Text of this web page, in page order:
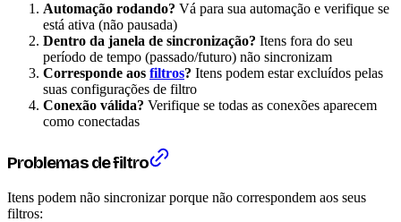
Automação rodando? Vá para sua automação e verifique se
está ativa (não pausada)
Dentro da janela de sincronização? Itens fora do seu
período de tempo (passado/futuro) não sincronizam
Corresponde aos filtros? Itens podem estar excluídos pelas
suas configurações de filtro
Conexão válida? Verifique se todas as conexões aparecem
como conectadas
Problemas de filtro
Itens podem não sincronizar porque não correspondem aos seus
filtros: